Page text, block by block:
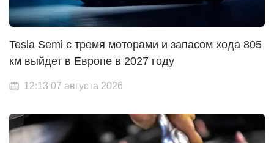
Tesla Semi с тремя моторами и запасом хода 805
км выйдет в Европе в 2027 году
12:13 07 августа 2026